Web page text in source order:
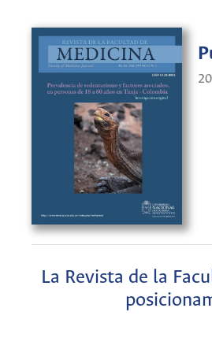
La Revista de la